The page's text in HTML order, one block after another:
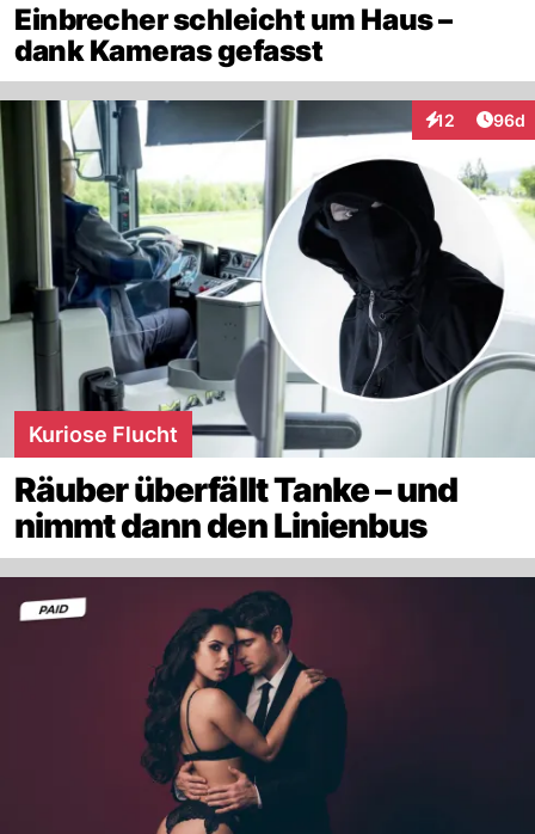
Einbrecher schleicht um Haus –
dank Kameras gefasst
12
Interaktionen
96d
Kuriose Flucht
Räuber überfällt Tanke – und
nimmt dann den Linienbus